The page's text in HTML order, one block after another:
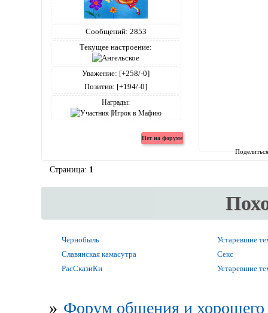
Сообщений: 2853
Текущее настроение:
Уважение: [+258/-0]
Позитив: [+194/-0]
Награды:
Страница: 1
Чернобыль
Устаревшие
Славянская камасутра
Секс
РасСказиКи
Устаревшие
» Форум общения и хорошего